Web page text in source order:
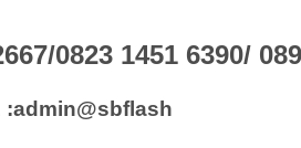
0823 1451 6390/
:admin@sbflash